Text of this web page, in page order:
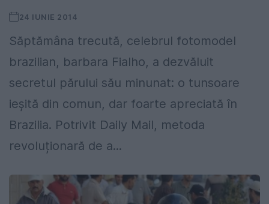
24 IUNIE 2014
Săptămâna trecută, celebrul fotomodel
brazilian, barbara Fialho, a dezvăluit
secretul părului său minunat: o tunsoare
ieșită din comun, dar foarte apreciată în
Brazilia. Potrivit Daily Mail, metoda
revoluționară de a...